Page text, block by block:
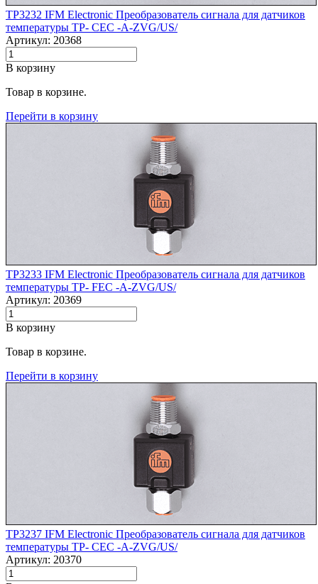
TP3232 IFM Electronic Преобразователь сигнала для датчиков
температуры TP- CEC -A-ZVG/US/
Артикул: 20368
В корзину
Товар в корзине.
Перейти в корзину
TP3233 IFM Electronic Преобразователь сигнала для датчиков
температуры TP- FEC -A-ZVG/US/
Артикул: 20369
В корзину
Товар в корзине.
Перейти в корзину
TP3237 IFM Electronic Преобразователь сигнала для датчиков
температуры TP- CEC -A-ZVG/US/
Артикул: 20370